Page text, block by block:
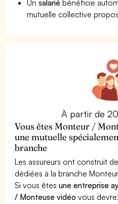
Unsalarié bénéficie
mutuelle collective
À partir de
Vous êtes Monteur /
une mutuelle
branche
Les assureurs ont construit
dédiées à la branche
Si vous êtesune entreprise
/ Monteuse vidéo vous